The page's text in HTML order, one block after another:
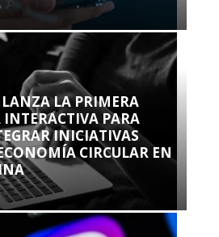
LANZA LA PRIMERA
PARA
INICIATIVAS
CIRCULAR EN